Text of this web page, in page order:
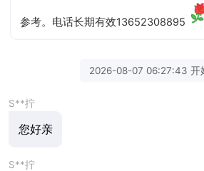
参考。电话长期有效13652308895
2026-08-07 06:27:43 开
S**拧
您好亲
S**拧